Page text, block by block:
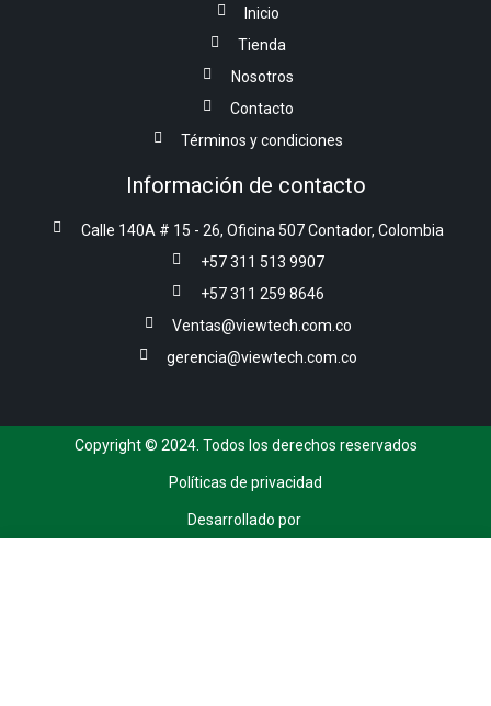
Inicio
Tienda
Nosotros
Contacto
Términos y condiciones
Información de contacto
Calle 140A # 15 - 26, Oficina 507 Contador, Colombia
+57 311 513 9907
+57 311 259 8646
Ventas@viewtech.com.co
gerencia@viewtech.com.co
Copyright © 2024. Todos los derechos reservados
Políticas de privacidad
Desarrollado por